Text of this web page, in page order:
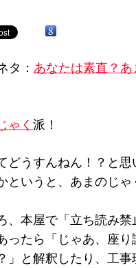
タ： あなたは素直？あ
ゃく 派！
どうすんねん！？と思
というと、あまのじゃ
、本屋で「立ち読み禁
ったら「じゃあ、座り
」と解釈したり、工事